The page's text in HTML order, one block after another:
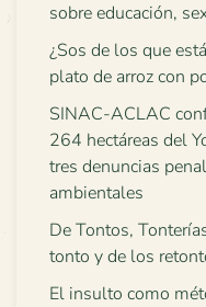
sobre educación,
¿Sos de los que
plato de arroz con
SINAC-ACLAC
264 hectáreas del
tres denuncias
ambientales
De Tontos,
tonto y de los
El insulto como